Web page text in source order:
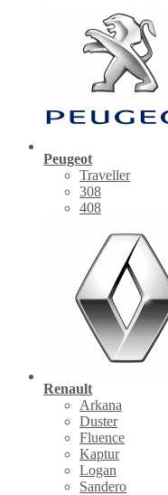
Peugeot
Traveller
308
408
Renault
Arkana
Duster
Fluence
Kaptur
Logan
Sandero